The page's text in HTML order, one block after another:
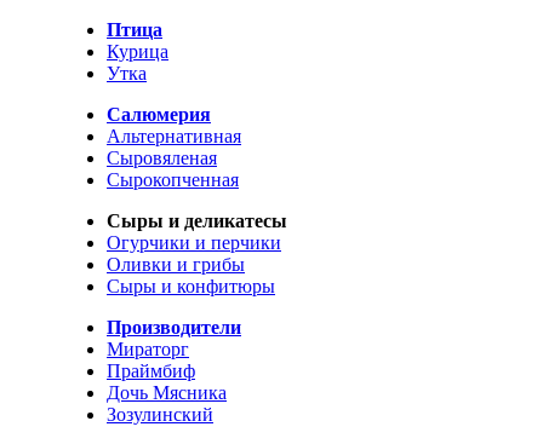
Птица
Курица
Утка
Салюмерия
Альтернативная
Сыровяленая
Сырокопченная
Сыры и деликатесы
Огурчики и перчики
Оливки и грибы
Сыры и конфитюры
Производители
Мираторг
Праймбиф
Дочь Мясника
Зозулинский